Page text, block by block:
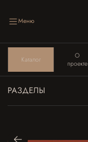
Меню
Каталог
О
проекте
РАЗДЕЛЫ